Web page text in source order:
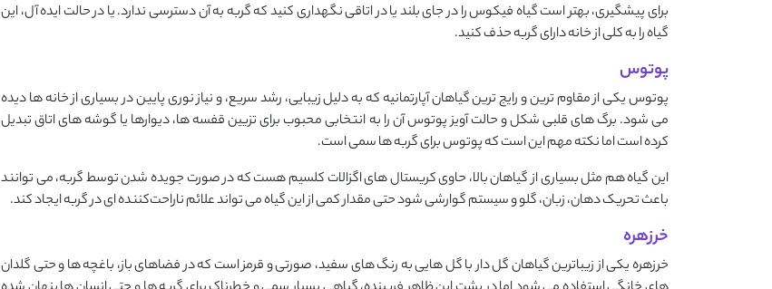
برای پیشگیری، بهتر است گیاه فیکوس را در جای بلند یا در اتاقی نگهداری کنید که گربه به آن دسترسی ندارد. یا در حالت ایده ‌آل، این
گیاه را به کلی از خانه‌ دارای گربه حذف کنید.
پوتوس
پوتوس یکی از مقاوم ‌ترین و رایج ‌ترین گیاهان آپارتمانیه که به ‌دلیل زیبایی، رشد سریع، و نیاز نوری پایین در بسیاری از خانه‌ ها دیده
می شود. برگ ‌های قلبی‌ شکل و حالت آویز پوتوس آن را به انتخابی محبوب برای تزیین قفسه‌ ها، دیوارها یا گوشه‌ های اتاق تبدیل
کرده است اما نکته مهم این است که پوتوس برای گربه‌ ها سمی است.
این گیاه هم مثل بسیاری از گیاهان بالا، حاوی کریستال ‌های اگزالات کلسیم هست که در صورت جویده شدن توسط گربه، می توانند
باعث تحریک دهان، زبان، گلو و سیستم گوارشی شود حتی مقدار کمی از این گیاه می تواند علائم ناراحت‌کننده ‌ای در گربه ایجاد کند.
خرزهره
خرزهره یکی از زیباترین گیاهان گل ‌دار با گل‌ هایی به رنگ ‌های سفید، صورتی و قرمز است که در فضاهای باز، باغچه‌ ها و حتی گلدان